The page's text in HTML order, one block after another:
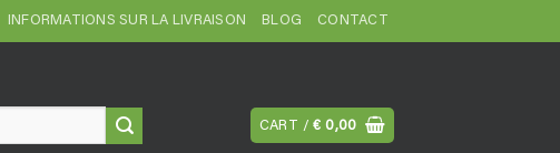
INFORMATIONS SUR LA LIVRAISON BLOG CONTACT
CART /€ 0,00